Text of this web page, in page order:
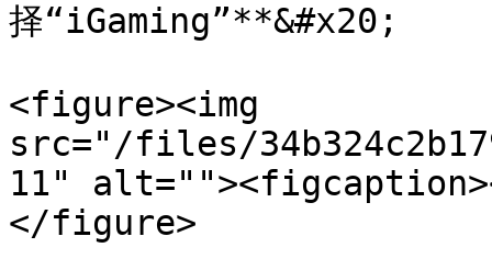
择“iGaming”**&#x20;
<figure><img
src="/files/
11"
</figure>